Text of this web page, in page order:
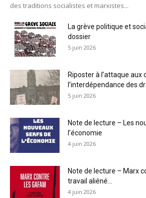
des traditions socialistes et marxistes...
La grève politique et
dossier
5 juin 2026
Riposter à l’attaque aux
l’interdépendance des
5 juin 2026
Note de lecture – Les
l’économie
4 juin 2026
Note de lecture – Marx
travail aliéné...
4 juin 2026